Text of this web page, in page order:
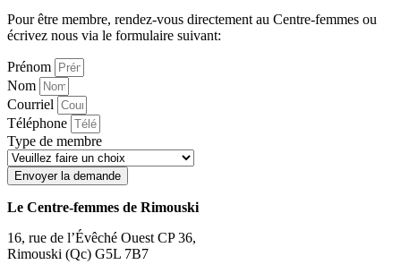
Pour être membre, rendez-vous directement au Centre-femmes ou
écrivez nous via le formulaire suivant:
Prénom
Nom
Courriel
Téléphone
Type de membre
Envoyer la demande
Le Centre-femmes de Rimouski
16, rue de l’Évêché Ouest CP 36,
Rimouski (Qc) G5L 7B7